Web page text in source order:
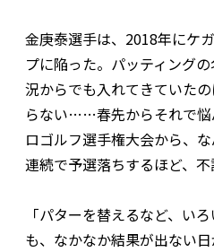
金庚泰選手は、2018年にケ
プに陥った。パッティング
況からでも入れてきていた
らない……春先からそれで悩
ロゴルフ選手権大会から、
連続で予選落ちするほど、不
「パターを替えるなど、い
も、なかなか結果が出ない